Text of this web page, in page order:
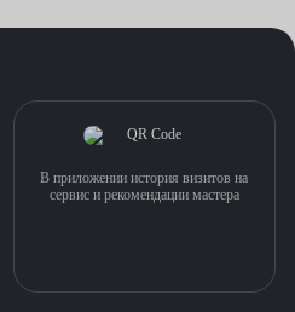
В приложении история визитов на
сервис и рекомендации мастера